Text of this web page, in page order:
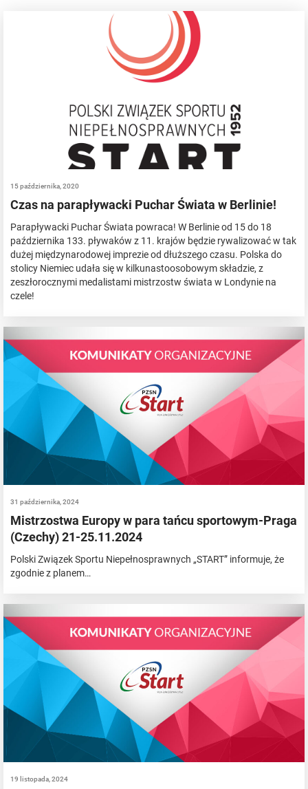
15 października, 2020
Czas na parapływacki Puchar Świata w Berlinie!
Parapływacki Puchar Świata powraca! W Berlinie od 15 do 18
października 133. pływaków z 11. krajów będzie rywalizować w tak
dużej międzynarodowej imprezie od dłuższego czasu. Polska do
stolicy Niemiec udała się w kilkunastoosobowym składzie, z
zeszłorocznymi medalistami mistrzostw świata w Londynie na
czele!
31 października, 2024
Mistrzostwa Europy w para tańcu sportowym-Praga
(Czechy) 21-25.11.2024
Polski Związek Sportu Niepełnosprawnych „START” informuje, że
zgodnie z planem…
19 listopada, 2024